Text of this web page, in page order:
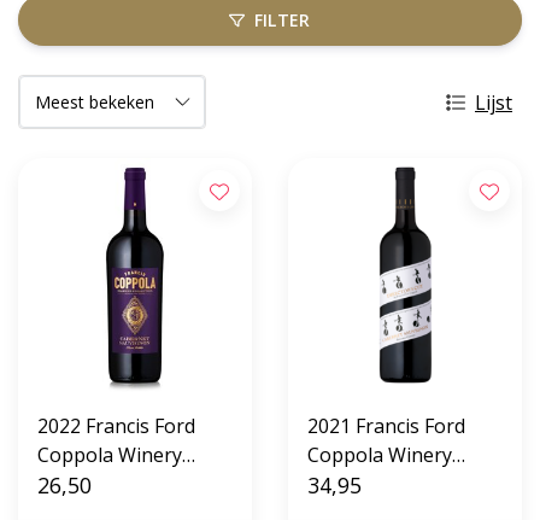
FILTER
Lijst
2022 Francis Ford
Coppola Winery
Diamond Collection
26,50
2021 Francis Ford
Coppola Winery
Director's Cut
34,95